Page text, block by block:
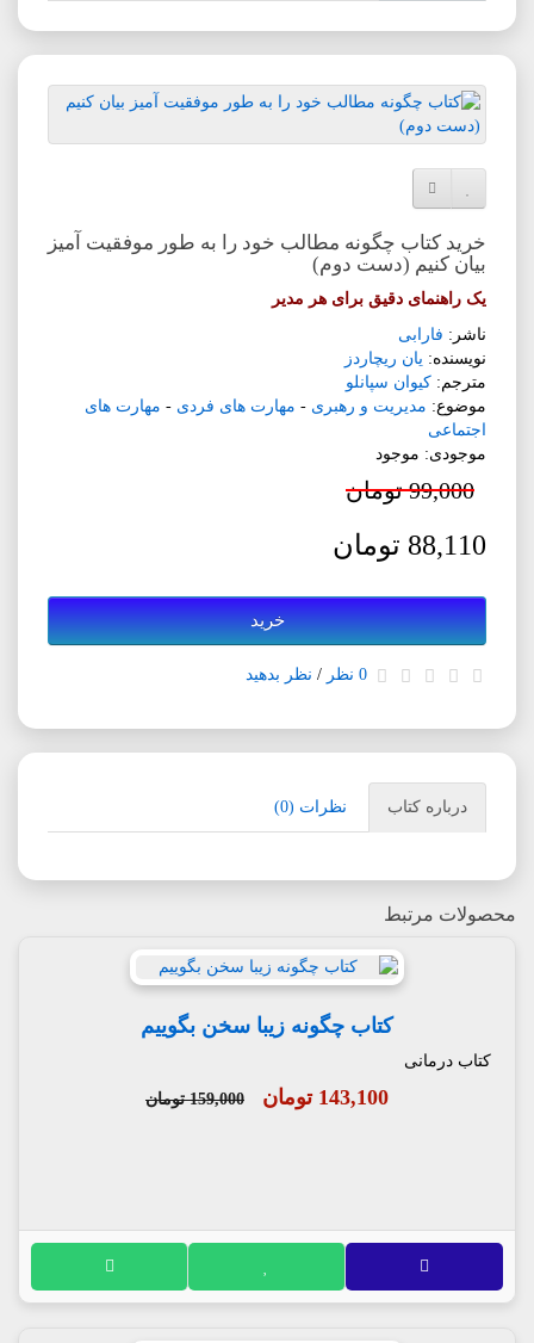
افزودن به لیست دلخواه
خرید کتاب چگونه مطالب خود را به طور موفقیت آمیز
بیان کنیم (دست دوم)
یک راهنمای دقیق برای هر مدیر
ناشر: فارابی
نویسنده: یان ریچاردز
مترجم: کیوان سپانلو
موضوع: مدیریت و رهبری - مهارت های فردی - مهارت های
اجتماعی
موجودی: موجود
99,000 تومان
88,110 تومان
خرید
0 نظر / نظر بدهید
درباره کتاب نظرات (0)
محصولات مرتبط
کتاب چگونه زیبا سخن بگوییم
کتاب درمانی
143,100 تومان 159,000 تومان